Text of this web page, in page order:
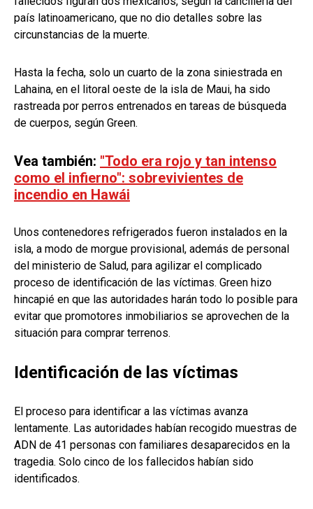
país latinoamericano, que no dio detalles sobre las
circunstancias de la muerte.
Hasta la fecha, solo un cuarto de la zona siniestrada en
Lahaina, en el litoral oeste de la isla de Maui, ha sido
rastreada por perros entrenados en tareas de búsqueda
de cuerpos, según Green.
Vea también: "Todo era rojo y tan intenso
como el infierno": sobrevivientes de
incendio en Hawái
Unos contenedores refrigerados fueron instalados en la
isla, a modo de morgue provisional, además de personal
del ministerio de Salud, para agilizar el complicado
proceso de identificación de las víctimas. Green hizo
hincapié en que las autoridades harán todo lo posible para
evitar que promotores inmobiliarios se aprovechen de la
situación para comprar terrenos.
Identificación de las víctimas
El proceso para identificar a las víctimas avanza
lentamente. Las autoridades habían recogido muestras de
ADN de 41 personas con familiares desaparecidos en la
tragedia. Solo cinco de los fallecidos habían sido
identificados.